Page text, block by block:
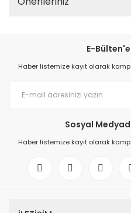
E-
Haber listemize kayıt olarak
Sosyal
Haber listemize kayıt olarak